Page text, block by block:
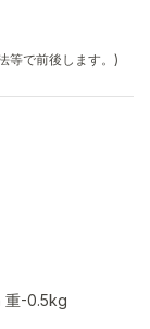
等で前後します。)
重-0.5kg